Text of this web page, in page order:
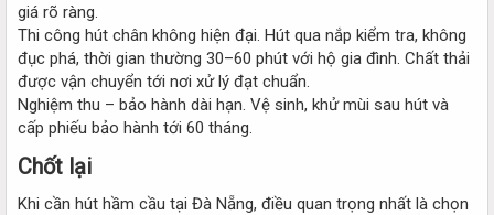
giá rõ ràng.
Thi công hút chân không hiện đại. Hút qua nắp kiểm tra, không
đục phá, thời gian thường 30–60 phút với hộ gia đình. Chất thải
được vận chuyển tới nơi xử lý đạt chuẩn.
Nghiệm thu – bảo hành dài hạn. Vệ sinh, khử mùi sau hút và
cấp phiếu bảo hành tới 60 tháng.
Chốt lại​
Khi cần hút hầm cầu tại Đà Nẵng, điều quan trọng nhất là chọn